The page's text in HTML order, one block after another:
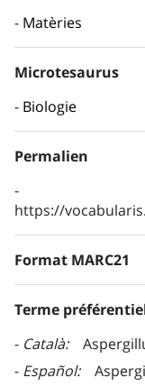
Matèries
Microtesaurus
Biologie
Permalien
https://
Format MARC21
Terme
Català
Español